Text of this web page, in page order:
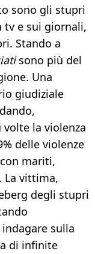
sono gli stupri
tv e sui giornali,
Stando a
sono più del
Una
giudiziale
la violenza
delle violenze
mariti,
La vittima,
degli stupri
sulla
di infinite